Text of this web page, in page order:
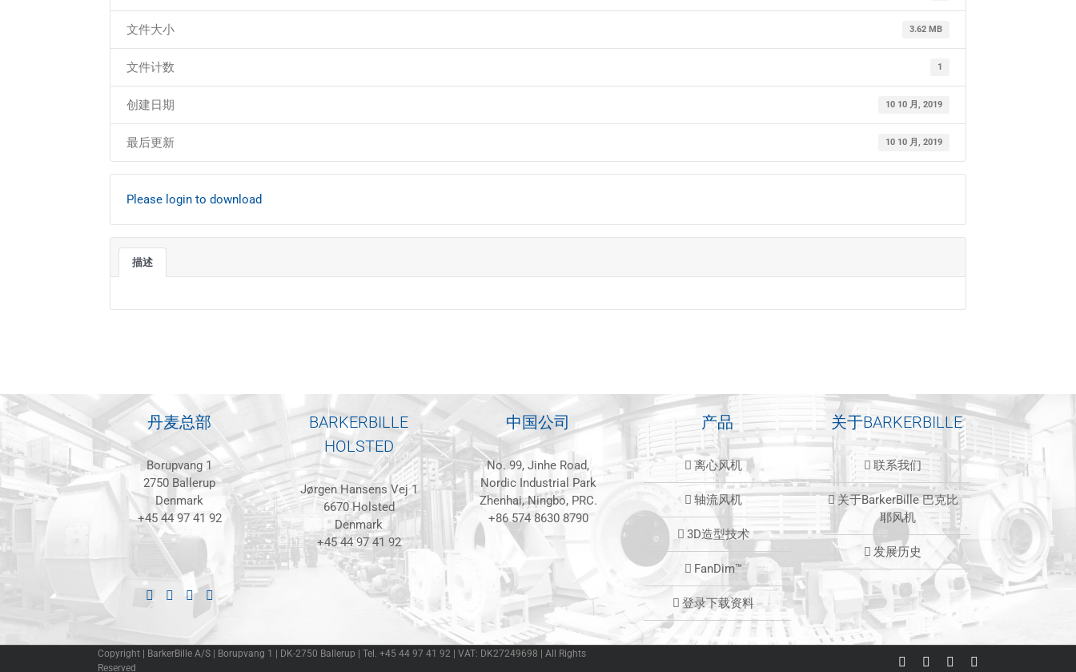
文件大小 3.62 MB
文件计数 1
创建日期 10 10 月, 2019
最后更新 10 10 月, 2019
Please login to download
描述
丹麦总部
Borupvang 1
2750 Ballerup
Denmark
+45 44 97 41 92
BARKERBILLE
HOLSTED
Jørgen Hansens Vej 1
6670 Holsted
Denmark
+45 44 97 41 92
中国公司
No. 99, Jinhe Road,
Nordic Industrial Park
Zhenhai, Ningbo, PRC.
+86 574 8630 8790
产品
离心风机
轴流风机
3D造型技术
FanDim™
登录下载资料
关于BARKERBILLE
联系我们
关于BarkerBille 巴克比
耶风机
发展历史
Copyright | BarkerBille A/S | Borupvang 1 | DK-2750 Ballerup | Tel. +45 44 97 41 92 | VAT: DK27249698 | All Rights
Reserved
LinkedInFacebookInstagram